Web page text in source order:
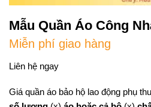
Mẫu Quần Áo Công
Miễn phí giao hàng
Liên hệ ngay
Giá quần áo bảo hộ lao động phụ